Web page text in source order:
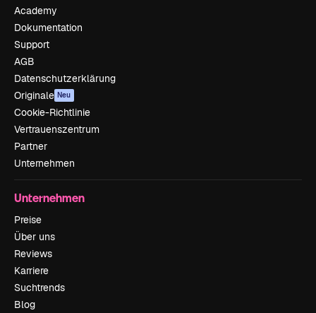
Academy
Dokumentation
Support
AGB
Datenschutzerklärung
Originale Neu
Cookie-Richtlinie
Vertrauenszentrum
Partner
Unternehmen
Unternehmen
Preise
Über uns
Reviews
Karriere
Suchtrends
Blog